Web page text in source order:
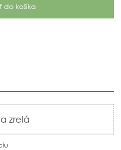
zrelá